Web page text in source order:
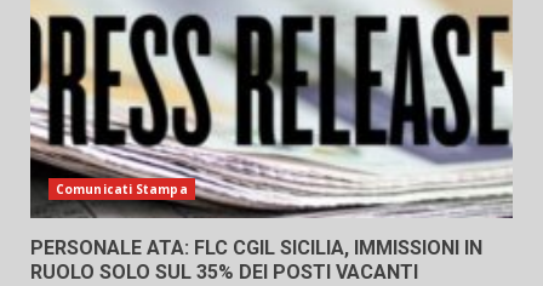
Comunicati Stampa
PERSONALE ATA: FLC CGIL SICILIA, IMMISSIONI IN
RUOLO SOLO SUL 35% DEI POSTI VACANTI